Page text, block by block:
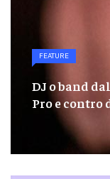
FEATURE
DJ o band
Pro e contro